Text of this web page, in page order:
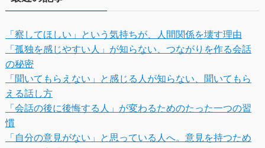
「察してほしい」という気持ちが、人間関係を壊す理由
「孤独を感じやすい人」が知らない、つながりを作る会話
の秘密
「聞いてもらえない」と感じる人が知らない、聞いてもら
える話し方
「会話の後に後悔する人」が変わるためのたった一つの習
慣
「自分の意見がない」と思っている人へ。意見を持つため